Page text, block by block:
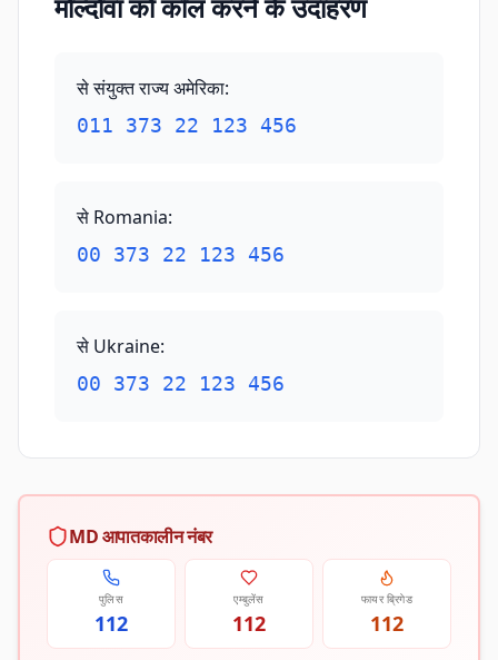
से संयुक्त राज्य अमेरिका:
011 373 22 123 456
से Romania:
00 373 22 123 456
से Ukraine:
00 373 22 123 456
MD आपातकालीन नंबर
पुलिस
112
एम्बुलेंस
112
फायर ब्रिगेड
112